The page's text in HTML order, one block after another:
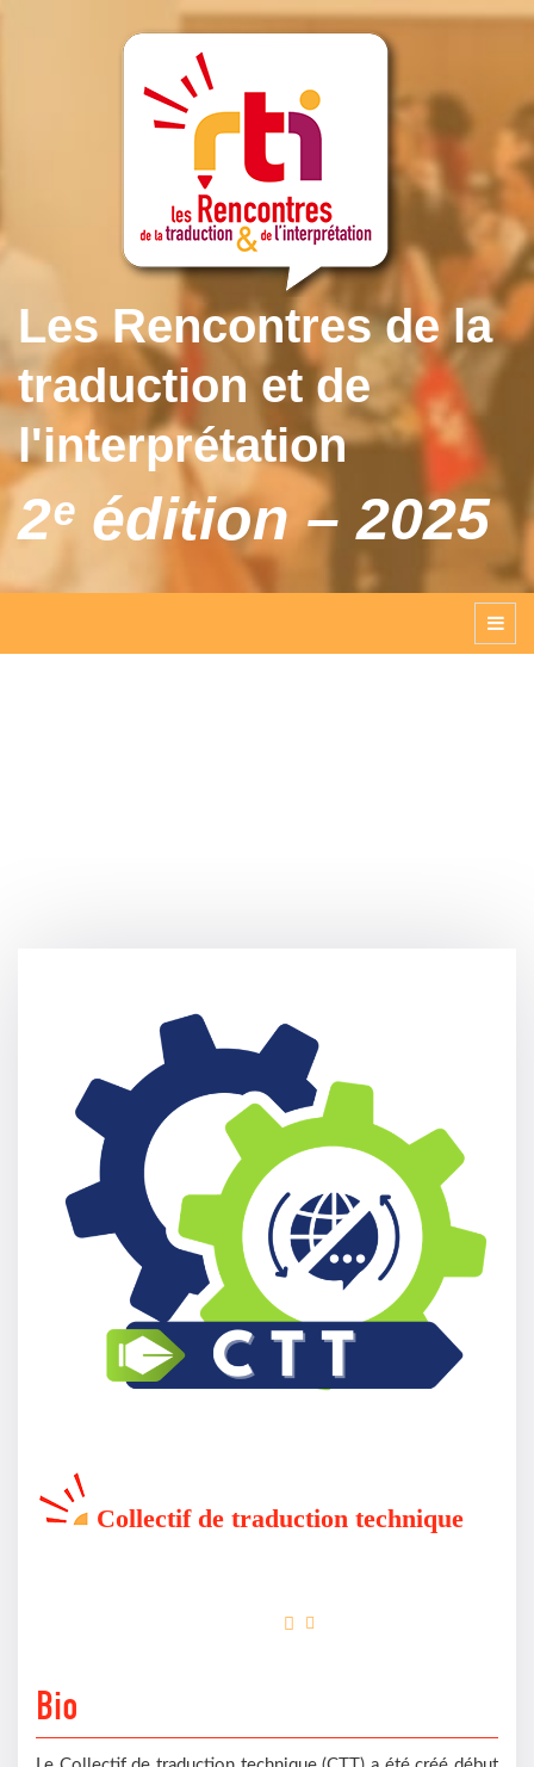
Les Rencontres de la
traduction et de
l'interprétation
2ᵉ édition – 2025
Collectif de traduction technique
Bio